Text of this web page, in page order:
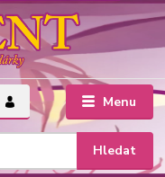
Menu
Hledat